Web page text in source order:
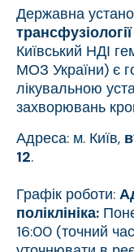
Державна
Київський НДІ
МОЗ України) є
лікувальною
захворювань
Адреса: м. Київ,
12.
Графік роботи:
поліклініка:
16:00 (точний